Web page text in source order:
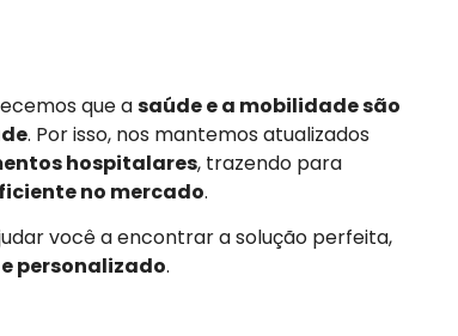
que asaúde e a mobilidade são
. Por isso, nos mantemos atualizados
hospitalares, trazendo para
no mercado.
você a encontrar a solução perfeita,
personalizado.